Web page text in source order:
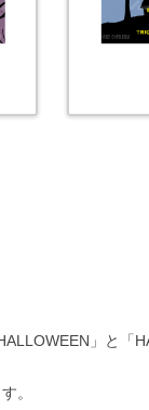
」と「
。